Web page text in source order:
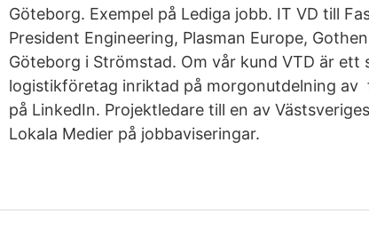
Göteborg. Exempel på Lediga jobb. IT VD till
President Engineering, Plasman Europe,
Göteborg i Strömstad. Om vår kund VTD är
logistikföretag inriktad på morgonutdelning
på LinkedIn. Projektledare till en av
Lokala Medier på jobbaviseringar.